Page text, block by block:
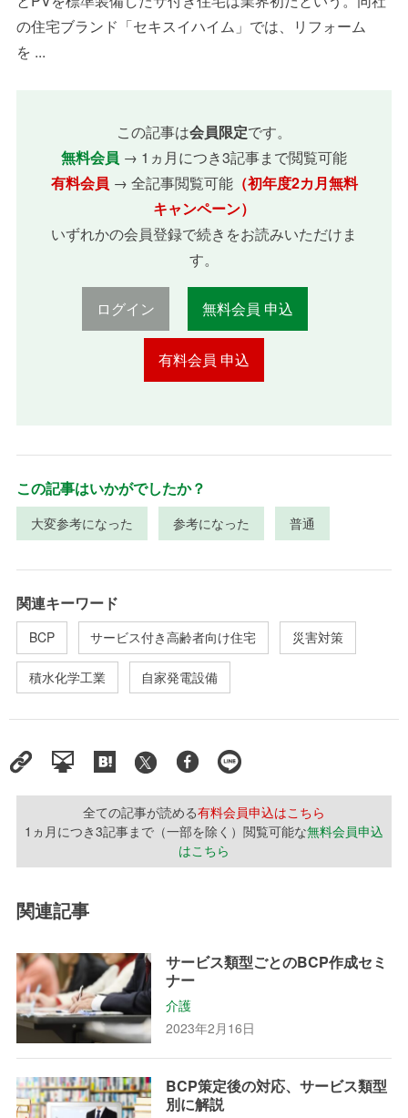
の住宅ブランド「セキスイハイム」では、リフォーム
を ...
この記事は会員限定です。
無料会員 → 1ヵ月につき3記事まで閲覧可能
有料会員 → 全記事閲覧可能（初年度2カ月無料
キャンペーン）
いずれかの会員登録で続きをお読みいただけま
す。
ログイン 無料会員 申込
有料会員 申込
この記事はいかがでしたか？
大変参考になった 参考になった 普通
関連キーワード
BCP サービス付き高齢者向け住宅 災害対策
積水化学工業 自家発電設備
全ての記事が読める有料会員申込はこちら
1ヵ月につき3記事まで（一部を除く）閲覧可能な無料会員申込
はこちら
関連記事
サービス類型ごとのBCP作成セミ
ナー
介護
2023年2月16日
BCP策定後の対応、サービス類型
別に解説